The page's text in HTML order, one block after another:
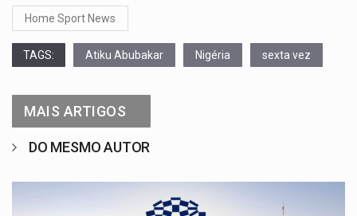
Home Sport News
TAGS: Atiku Abubakar Nigéria sexta vez
MAIS ARTIGOS
DO MESMO AUTOR